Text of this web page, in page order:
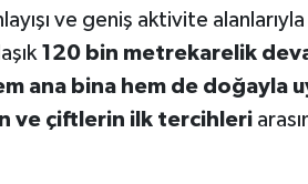
ve geniş aktivite
120 bin metrekarelik
ana bina hem de doğayla
ve çiftlerin ilk tercihleri